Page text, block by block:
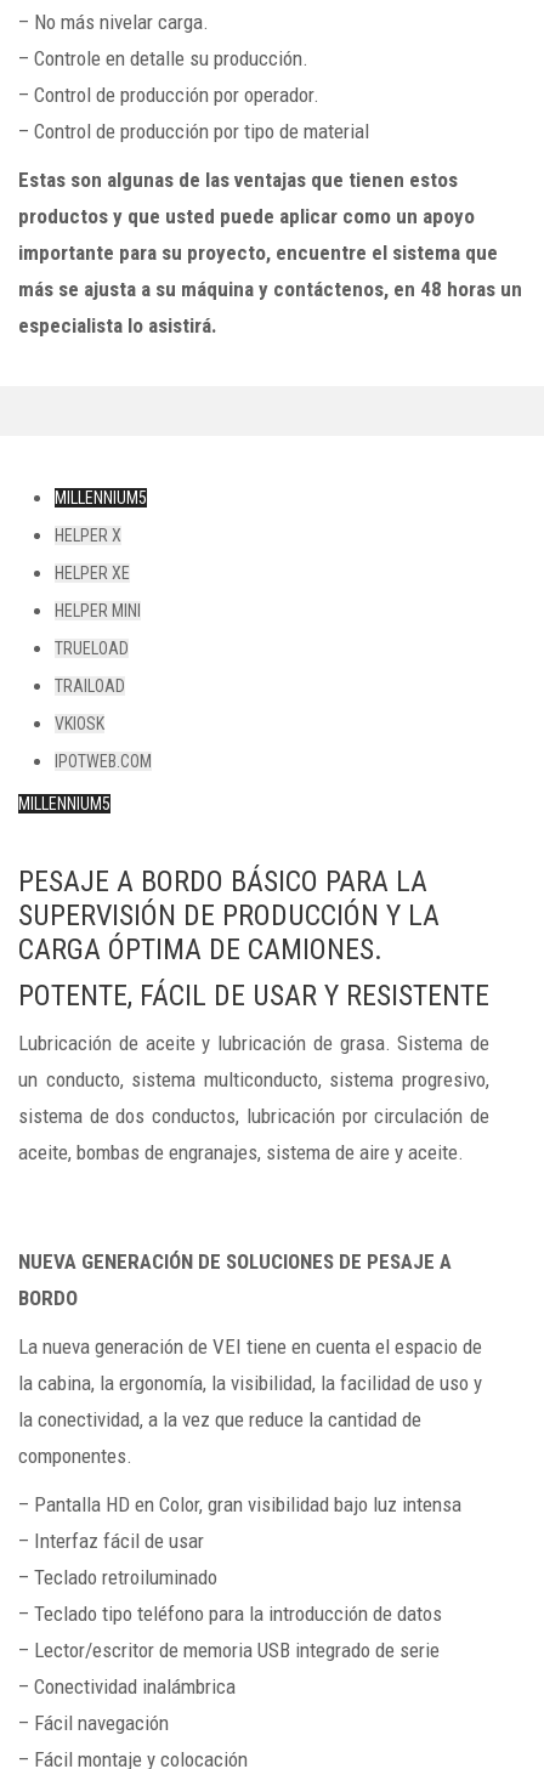
– No más nivelar carga.
– Controle en detalle su producción.
– Control de producción por operador.
– Control de producción por tipo de material
Estas son algunas de las ventajas que tienen estos
productos y que usted puede aplicar como un apoyo
importante para su proyecto, encuentre el sistema que
más se ajusta a su máquina y contáctenos, en 48 horas un
especialista lo asistirá.
MILLENNIUM5
HELPER X
HELPER XE
HELPER MINI
TRUELOAD
TRAILOAD
VKIOSK
IPOTWEB.COM
MILLENNIUM5
PESAJE A BORDO BÁSICO PARA LA
SUPERVISIÓN DE PRODUCCIÓN Y LA
CARGA ÓPTIMA DE CAMIONES.
POTENTE, FÁCIL DE USAR Y RESISTENTE
Lubricación de aceite y lubricación de grasa. Sistema de
un conducto, sistema multiconducto, sistema progresivo,
sistema de dos conductos, lubricación por circulación de
aceite, bombas de engranajes, sistema de aire y aceite.
NUEVA GENERACIÓN DE SOLUCIONES DE PESAJE A
BORDO
La nueva generación de VEI tiene en cuenta el espacio de
la cabina, la ergonomía, la visibilidad, la facilidad de uso y
la conectividad, a la vez que reduce la cantidad de
componentes.
– Pantalla HD en Color, gran visibilidad bajo luz intensa
– Interfaz fácil de usar
– Teclado retroiluminado
– Teclado tipo teléfono para la introducción de datos
– Lector/escritor de memoria USB integrado de serie
– Conectividad inalámbrica
– Fácil navegación
– Fácil montaje y colocación